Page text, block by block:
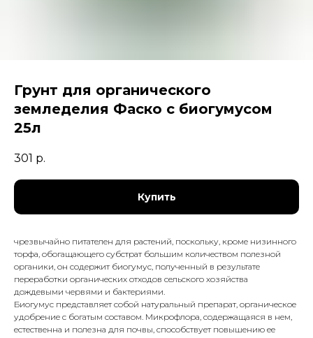
Грунт для органического
земледелия Фаско с биогумусом
25л
301 р.
Купить
чрезвычайно питателен для растений, поскольку, кроме низинного
торфа, обогащающего субстрат большим количеством полезной
органики, он содержит биогумус, полученный в результате
переработки органических отходов сельского хозяйства
дождевыми червями и бактериями.
Биогумус представляет собой натуральный препарат, органическое
удобрение с богатым составом. Микрофлора, содержащаяся в нем,
естественна и полезна для почвы, способствует повышению ее